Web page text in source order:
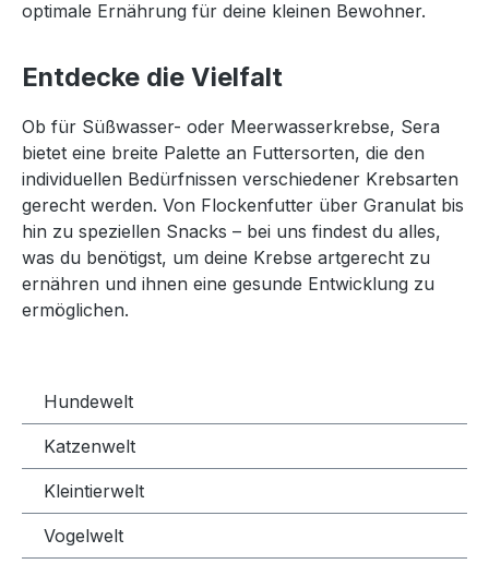
optimale Ernährung für deine kleinen Bewohner.
Entdecke die Vielfalt
Ob für Süßwasser- oder Meerwasserkrebse, Sera
bietet eine breite Palette an Futtersorten, die den
individuellen Bedürfnissen verschiedener Krebsarten
gerecht werden. Von Flockenfutter über Granulat bis
hin zu speziellen Snacks – bei uns findest du alles,
was du benötigst, um deine Krebse artgerecht zu
ernähren und ihnen eine gesunde Entwicklung zu
ermöglichen.
Hundewelt
Katzenwelt
Kleintierwelt
Vogelwelt